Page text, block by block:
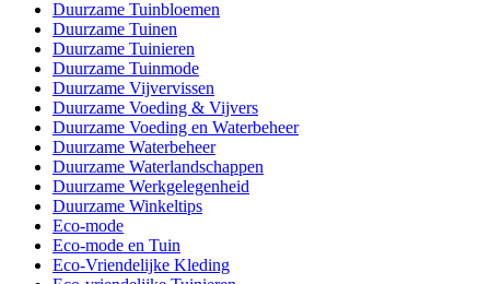
Duurzame Tuinbloemen
Duurzame Tuinen
Duurzame Tuinieren
Duurzame Tuinmode
Duurzame Vijvervissen
Duurzame Voeding & Vijvers
Duurzame Voeding en Waterbeheer
Duurzame Waterbeheer
Duurzame Waterlandschappen
Duurzame Werkgelegenheid
Duurzame Winkeltips
Eco-mode
Eco-mode en Tuin
Eco-Vriendelijke Kleding